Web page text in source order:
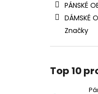
PÁNSKÉ
DÁMSKÉ
Značky
Top 10